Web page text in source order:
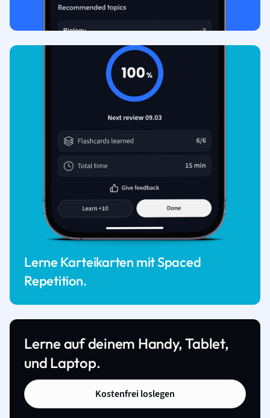
Lerne Karteikarten mit Spaced
Repetition.
Lerne auf deinem Handy, Tablet,
und Laptop.
Kostenfrei loslegen